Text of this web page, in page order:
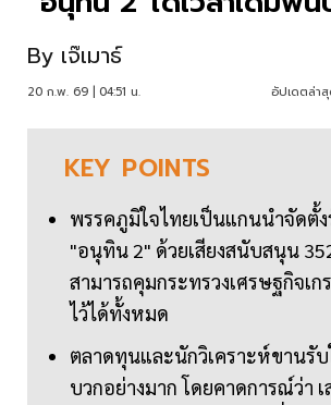
By เจ๊เมาธ์
20 ก.พ. 69 | 04:51 น. อัปเดตล่า
KEY POINTS
พรรคภูมิใจไทยเป็นแกนนำจัดตั้ง
"อนุทิน 2" ด้วยเสียงสนับสนุน
สามารถคุมกระทรวงเศรษฐกิจเ
ไว้ได้ทั้งหมด
ตลาดทุนและนักวิเคราะห์ขานรั
บวกอย่างมาก โดยคาดการณ์ว่า